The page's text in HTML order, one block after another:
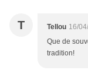
T Tellou 16/
Que de
tradition!